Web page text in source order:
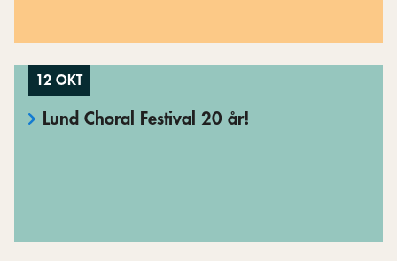
12 OKT
Lund Choral Festival 20 år!